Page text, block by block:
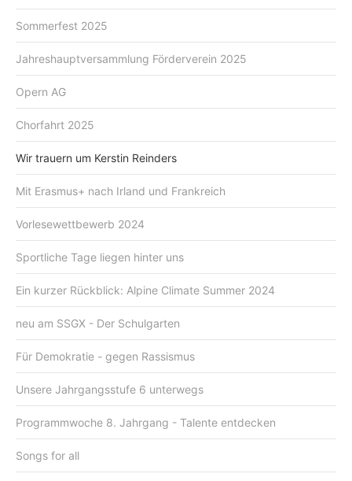
Sommerfest 2025
Jahreshauptversammlung Förderverein 2025
Opern AG
Chorfahrt 2025
Wir trauern um Kerstin Reinders
Mit Erasmus+ nach Irland und Frankreich
Vorlesewettbewerb 2024
Sportliche Tage liegen hinter uns
Ein kurzer Rückblick: Alpine Climate Summer 2024
neu am SSGX - Der Schulgarten
Für Demokratie - gegen Rassismus
Unsere Jahrgangsstufe 6 unterwegs
Programmwoche 8. Jahrgang - Talente entdecken
Songs for all